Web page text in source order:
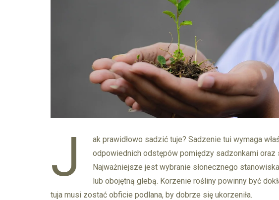
J
ak prawidłowo sadzić tuje? Sadzenie tui wymaga
odpowiednich odstępów pomiędzy sadzonkami oraz
Najważniejsze jest wybranie słonecznego
lub obojętną glebą. Korzenie rośliny powinny być
tuja musi zostać obficie podlana, by dobrze się ukorzeniła.